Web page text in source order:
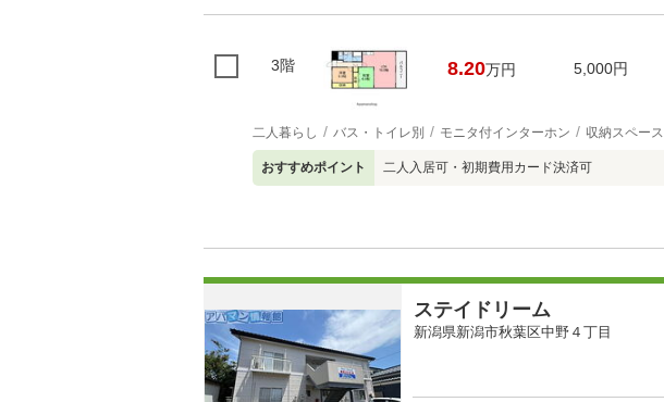
3階 8.20万円 5,000円
二人暮らし バス・トイレ別 モニタ付インターホン 収納スペース
おすすめポイント 二人入居可・初期費用カード決済可
ステイドリーム
新潟県新潟市秋葉区中野４丁目